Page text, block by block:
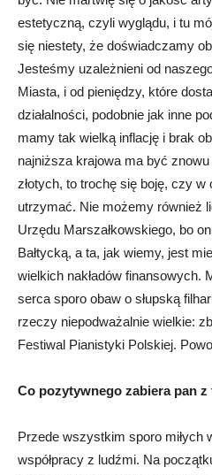
estetyczną, czyli wyglądu, i tu
się niestety, że doświadczamy
Jesteśmy uzależnieni od
Miasta, i od pieniędzy, które
działalności, podobnie jak inne
mamy tak wielką inflację i brak
najniższa krajowa ma być
złotych, to trochę się boję, czy w
utrzymać. Nie możemy również
Urzędu Marszałkowskiego, bo
Bałtycką, a ta, jak wiemy, jest
wielkich nakładów finansowych.
serca sporo obaw o słupską
rzeczy niepodważalnie wielkie:
Festiwal Pianistyki Polskiej.
Co pozytywnego zabiera pan z
Przede wszystkim sporo miłych
współpracy z ludźmi. Na